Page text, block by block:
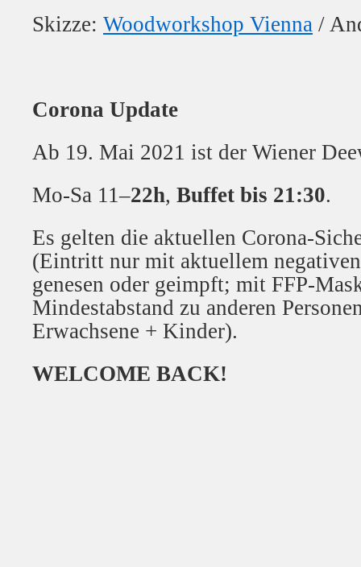
Skizze: Woodworkshop Vienna /
Corona Update
Ab 19. Mai 2021 ist der Wiener
Mo-Sa 11–22h, Buffet bis 21:30.
Es gelten die aktuellen Corona-
(Eintritt nur mit aktuellem
genesen oder geimpft; mit FFP-
Mindestabstand zu anderen
Erwachsene + Kinder).
WELCOME BACK!